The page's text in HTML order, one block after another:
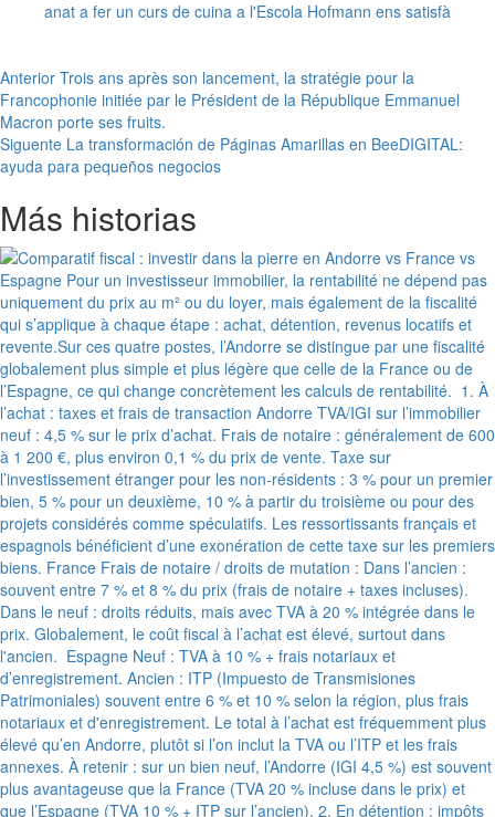
Navegación
de
entradas
Anterior Trois ans après son lancement, la stratégie pour la
Francophonie initiée par le Président de la République Emmanuel
Macron porte ses fruits.
Siguente La transformación de Páginas Amarillas en BeeDIGITAL:
ayuda para pequeños negocios
Más historias